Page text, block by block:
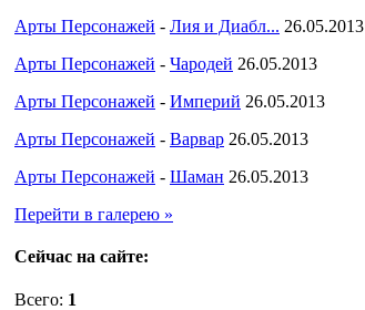
Арты Персонажей - Лия и Диабл... 26.05.2013
Арты Персонажей - Чародей 26.05.2013
Арты Персонажей - Империй 26.05.2013
Арты Персонажей - Варвар 26.05.2013
Арты Персонажей - Шаман 26.05.2013
Перейти в галерею »
Сейчас на сайте:
Всего: 1